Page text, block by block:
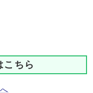
こちら